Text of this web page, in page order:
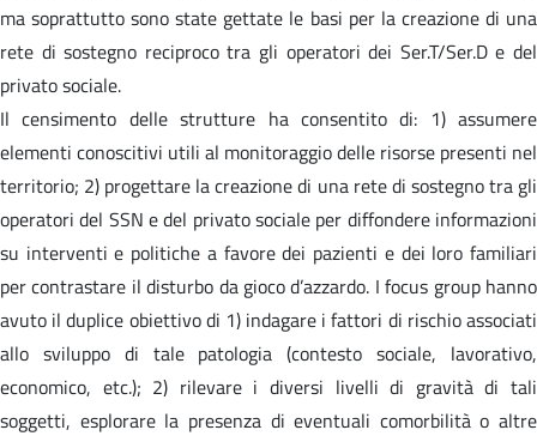
ma soprattutto sono state gettate le basi per la creazione di una
rete di sostegno reciproco tra gli operatori dei Ser.T/Ser.D e del
privato sociale.
Il censimento delle strutture ha consentito di: 1) assumere
elementi conoscitivi utili al monitoraggio delle risorse presenti nel
territorio; 2) progettare la creazione di una rete di sostegno tra gli
operatori del SSN e del privato sociale per diffondere informazioni
su interventi e politiche a favore dei pazienti e dei loro familiari
per contrastare il disturbo da gioco d’azzardo. I focus group hanno
avuto il duplice obiettivo di 1) indagare i fattori di rischio associati
allo sviluppo di tale patologia (contesto sociale, lavorativo,
economico, etc.); 2) rilevare i diversi livelli di gravità di tali
soggetti, esplorare la presenza di eventuali comorbilità o altre